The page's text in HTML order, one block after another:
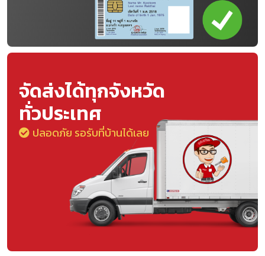
จัดส่งได้ทุกจังหวัด
ทั่วประเทศ
ปลอดภัย รอรับที่บ้านได้เลย